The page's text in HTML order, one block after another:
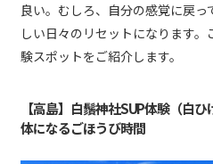
良い。むしろ、自分の感覚に戻
しい日々のリセットになります
験スポットをご紹介します。
【高島】白鬚神社SUP体験（白
体になるごほうび時間